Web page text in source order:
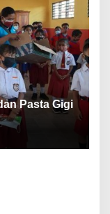
Pasta Gigi